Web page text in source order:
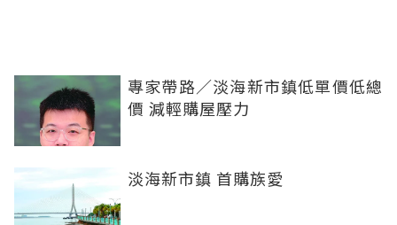
專家帶路／淡海新市鎮低單價低總
價 減輕購屋壓力
淡海新市鎮 首購族愛